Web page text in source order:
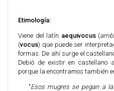
Etimología:
Viene del latín aequivocus (
(vocus) que puede ser
formas. De ahí surge el
Debió de existir en castellano
porque la encontramos también
"Esos mugres se pegan a